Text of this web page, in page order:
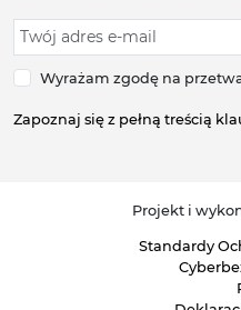
Wyrażam zgodę na
Zapoznaj się z pełną treścią
Projekt i
Standardy